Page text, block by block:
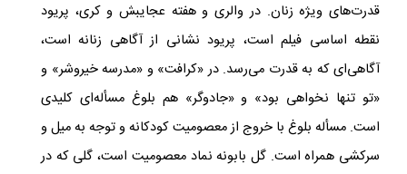
قدرت‌های ویژه زنان. در والری و هفته عجایبش و کری، پریود
نقطه اساسی فیلم است، پریود نشانی از آگاهی زنانه است،
آگاهی‌ای که به قدرت می‌رسد. در «کرافت» و «مدرسه خیروشر» و
«تو تنها نخواهی بود» و «جادوگر» هم بلوغ مسأله‌ای کلیدی
است. مسأله بلوغ با خروج از معصومیت کودکانه و توجه به میل و
سرکشی همراه است. گل بابونه نماد معصومیت است، گلی که در